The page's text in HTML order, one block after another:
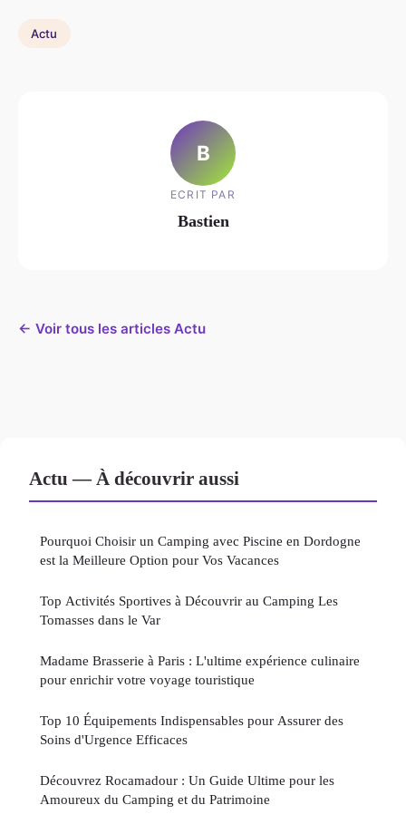
Actu
B
ECRIT PAR
Bastien
← Voir tous les articles Actu
Actu — À découvrir aussi
Pourquoi Choisir un Camping avec Piscine en Dordogne
est la Meilleure Option pour Vos Vacances
Top Activités Sportives à Découvrir au Camping Les
Tomasses dans le Var
Madame Brasserie à Paris : L'ultime expérience culinaire
pour enrichir votre voyage touristique
Top 10 Équipements Indispensables pour Assurer des
Soins d'Urgence Efficaces
Découvrez Rocamadour : Un Guide Ultime pour les
Amoureux du Camping et du Patrimoine